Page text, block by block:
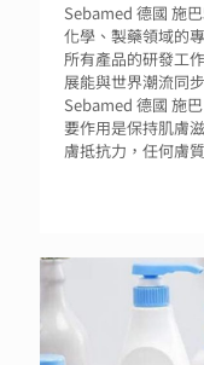
Sebamed 德國 施
化學、製藥領域的
所有產品的研發工
展能與世界潮流同
Sebamed 德國 施
要作用是保持肌膚
膚抵抗力，任何膚